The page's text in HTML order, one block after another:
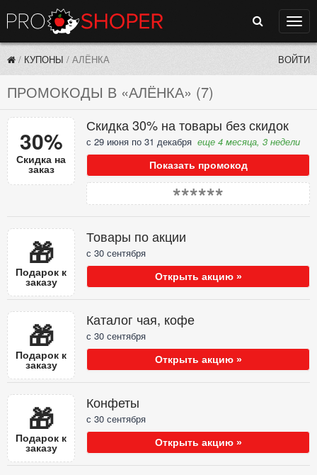
Поиск
/ КУПОНЫ / АЛЁНКА ВОЙТИ
ПРОМОКОДЫ В «АЛЁНКА» (7)
30%
Скидка на
заказ
Скидка 30% на товары без скидок
с 29 июня по 31 декабря еще 4 месяца, 3 недели
Показать промокод
******
🎁
Подарок к
заказу
Товары по акции
с 30 сентября
Открыть акцию »
🎁
Подарок к
заказу
Каталог чая, кофе
с 30 сентября
Открыть акцию »
🎁
Подарок к
заказу
Конфеты
с 30 сентября
Открыть акцию »